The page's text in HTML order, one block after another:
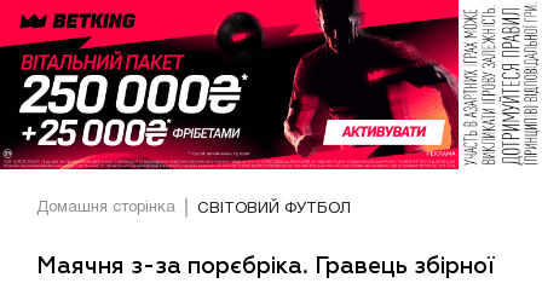
Домашня сторінка СВІТОВИЙ ФУТБОЛ
Маячня з-за порєбріка. Гравець збірної